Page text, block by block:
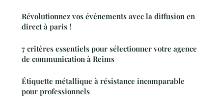
Révolutionnez vos événements avec la diffusion en
direct à paris !
7 critères essentiels pour sélectionner votre agence
de communication à Reims
Étiquette métallique à résistance incomparable
pour professionnels